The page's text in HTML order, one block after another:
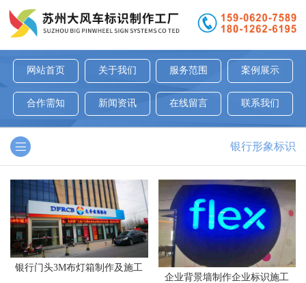
网站首页 关于我们 服务范围 案例展示
合作需知 新闻资讯 在线留言 联系我们
银行形象标识
银行门头3M布灯箱制作及施工
企业背景墙制作企业标识施工